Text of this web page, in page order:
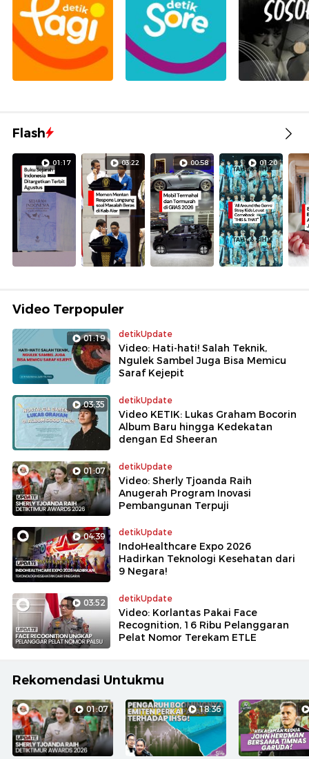
Flash
01:17 03:22 00:58 01:20
Video Terpopuler
01:19 detikUpdate
Video: Hati-hati! Salah Teknik,
Ngulek Sambel Juga Bisa Memicu
Saraf Kejepit
03:35 detikUpdate
Video KETIK: Lukas Graham Bocorin
Album Baru hingga Kedekatan
dengan Ed Sheeran
01:07 detikUpdate
Video: Sherly Tjoanda Raih
Anugerah Program Inovasi
Pembangunan Terpuji
04:39 detikUpdate
IndoHealthcare Expo 2026
Hadirkan Teknologi Kesehatan dari
9 Negara!
03:52 detikUpdate
Video: Korlantas Pakai Face
Recognition, 16 Ribu Pelanggaran
Pelat Nomor Terekam ETLE
Rekomendasi Untukmu
01:07 18:36